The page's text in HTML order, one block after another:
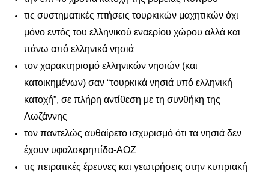
τις συστηματικές πτήσεις τουρκικών μαχητικών όχι
μόνο εντός του ελληνικού εναερίου χώρου αλλά και
πάνω από ελληνικά νησιά
τον χαρακτηρισμό ελληνικών νησιών (και
κατοικημένων) σαν “τουρκικά νησιά υπό ελληνική
κατοχή”, σε πλήρη αντίθεση με τη συνθήκη της
Λωζάννης
τον παντελώς αυθαίρετο ισχυρισμό ότι τα νησιά δεν
έχουν υφαλοκρηπίδα-ΑΟΖ
τις πειρατικές έρευνες και γεωτρήσεις στην κυπριακή